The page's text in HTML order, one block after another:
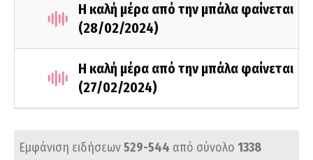
Η καλή μέρα από την μπάλα φαίνεται
(28/02/2024)
Η καλή μέρα από την μπάλα φαίνεται
(27/02/2024)
Εμφάνιση ειδήσεων529-544 από σύνολο 1338